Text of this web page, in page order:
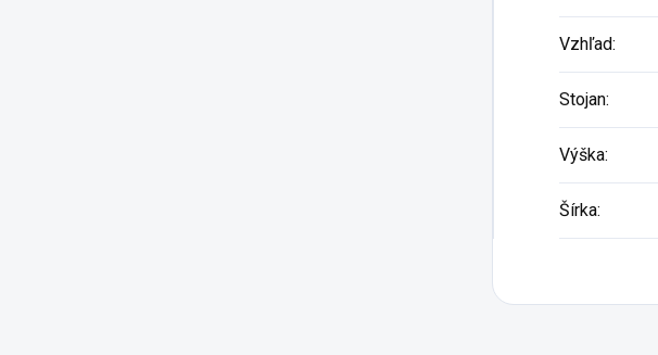
Vzhľad:
Stojan:
Výška:
Šírka: